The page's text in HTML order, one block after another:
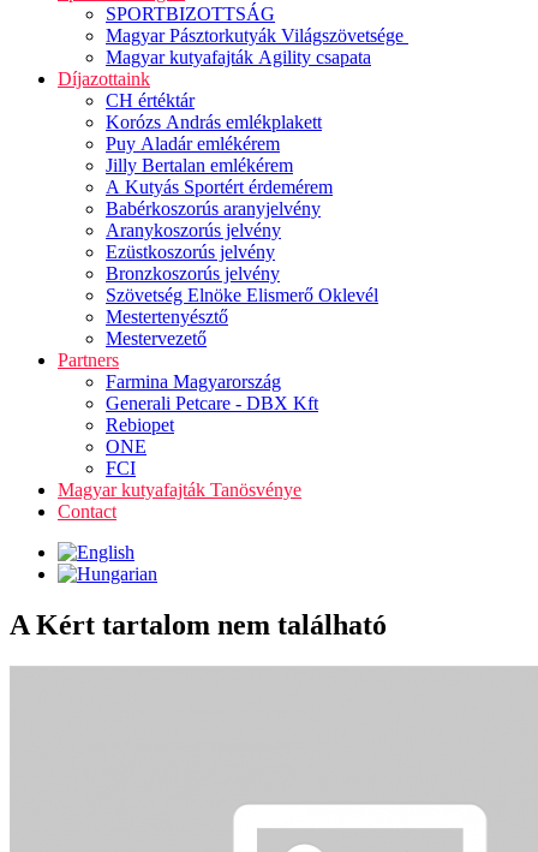
SPORTBIZOTTSÁG
Magyar Pásztorkutyák Világszövetsége
Magyar kutyafajták Agility csapata
Díjazottaink
CH értéktár
Korózs András emlékplakett
Puy Aladár emlékérem
Jilly Bertalan emlékérem
A Kutyás Sportért érdemérem
Babérkoszorús aranyjelvény
Aranykoszorús jelvény
Ezüstkoszorús jelvény
Bronzkoszorús jelvény
Szövetség Elnöke Elismerő Oklevél
Mestertenyésztő
Mestervezető
Partners
Farmina Magyarország
Generali Petcare - DBX Kft
Rebiopet
ONE
FCI
Magyar kutyafajták Tanösvénye
Contact
A Kért tartalom nem található